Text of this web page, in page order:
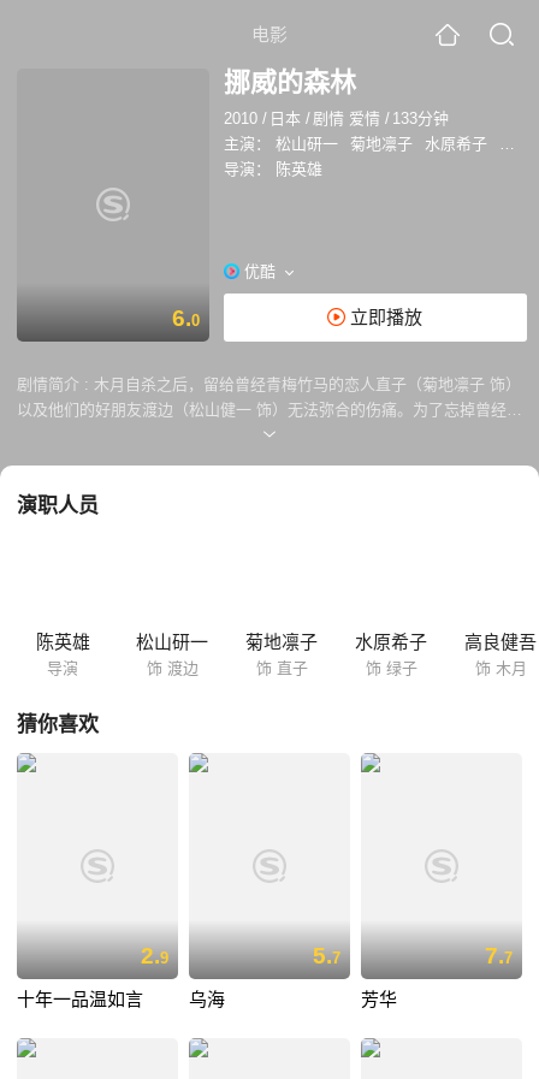
电影
6.0
挪威的森林
2010 / 日本 /剧情 爱情 / 133分钟
主演：
松山研一 菊地凛子 水原希子
高良
导演：
陈英雄
优酷
立即播放
剧情简介 : 木月自杀之后，留给曾经青梅竹马的恋人直子（菊地凛子 饰）
以及他们的好朋友渡边（松山健一 饰）无法弥合的伤痛。为了忘掉曾经伤
痛的记忆，渡边选择了前往东京求学。在新的环境中，渡边几乎忘记过去
屋外淫雨霏霏，屋内直子与渡边温存一夜。直子搬家了，她又一次从渡边
拍伊始，便倍受关注。
演职人员
陈英雄
导演
松山研一
饰 渡边
菊地凛子
饰 直子
水原希子
饰 绿子
高良健吾
饰 木月
猜你喜欢
2.9
十年一品温如言
5.7
乌海
7.7
芳华